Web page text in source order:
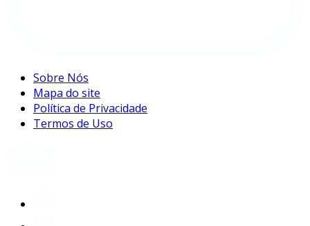
Sobre Nós
Mapa do site
Política de Privacidade
Termos de Uso